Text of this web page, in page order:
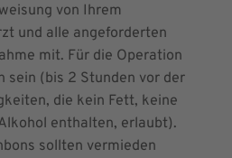
von Ihrem
und alle angeforderten
mit. Für die Operation
sein (bis 2 Stunden vor der
die kein Fett, keine
enthalten, erlaubt).
sollten vermieden